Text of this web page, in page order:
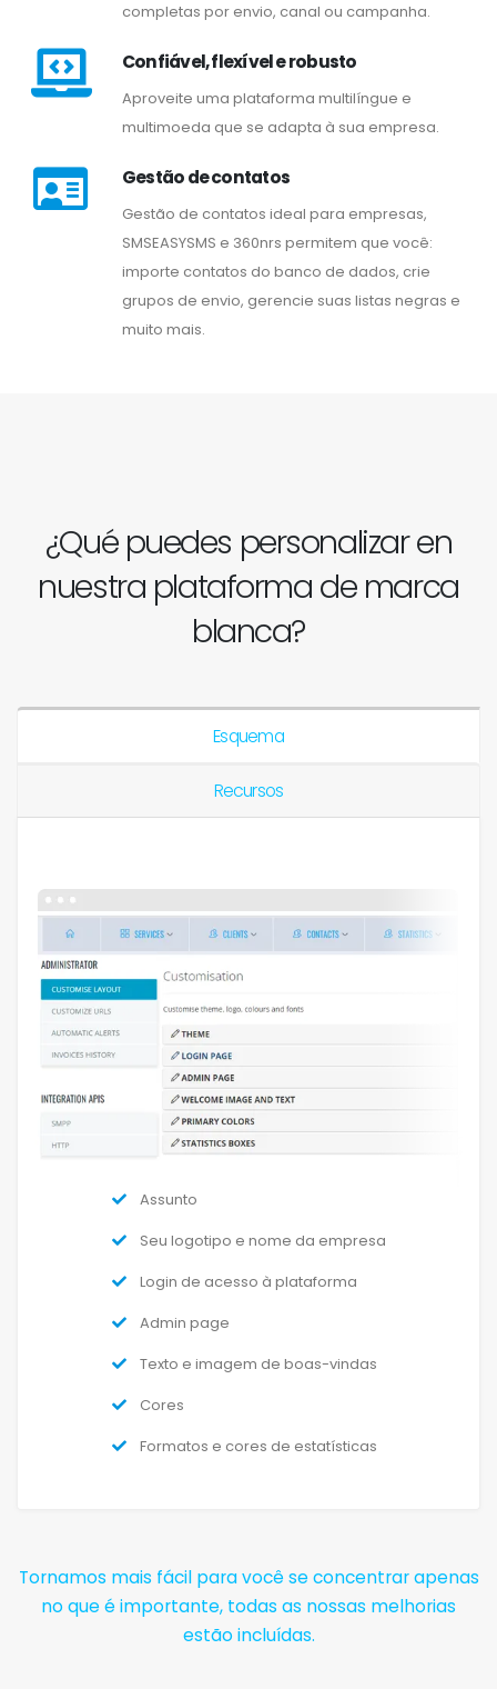
completas por envio, canal ou campanha.
Confiável, flexível e robusto
Aproveite uma plataforma multilíngue e
multimoeda que se adapta à sua empresa.
Gestão de contatos
Gestão de contatos ideal para empresas,
SMSEASYSMS e 360nrs permitem que você:
importe contatos do banco de dados, crie
grupos de envio, gerencie suas listas negras e
muito mais.
¿Qué puedes personalizar en
nuestra plataforma de marca
blanca?
Esquema
Recursos
Assunto
Seu logotipo e nome da empresa
Login de acesso à plataforma
Admin page
Texto e imagem de boas-vindas
Cores
Formatos e cores de estatísticas
Tornamos mais fácil para você se concentrar apenas
no que é importante, todas as nossas melhorias
estão incluídas.